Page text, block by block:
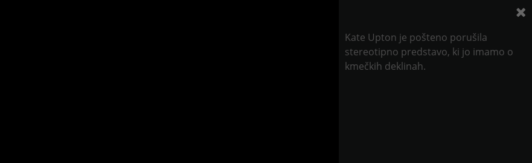
Kate Upton je pošteno porušila
stereotipno predstavo, ki jo imamo o
kmečkih deklinah.